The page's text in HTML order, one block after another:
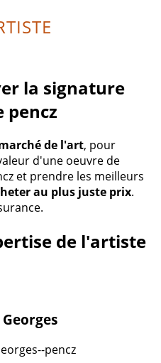
la signature
pencz
de l'art, pour
d'une oeuvre de
et prendre les meilleurs
au plus juste prix.
de l'artiste